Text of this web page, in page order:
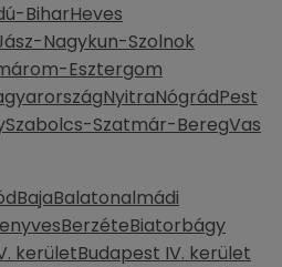
BiharHeves
Nagykun-Szolnok
Esztergom
NyitraNógrádPest
Szabolcs-Szatmár-BeregVas
BajaBalatonalmádi
BerzéteBiatorbágy
kerületBudapest IV. kerület